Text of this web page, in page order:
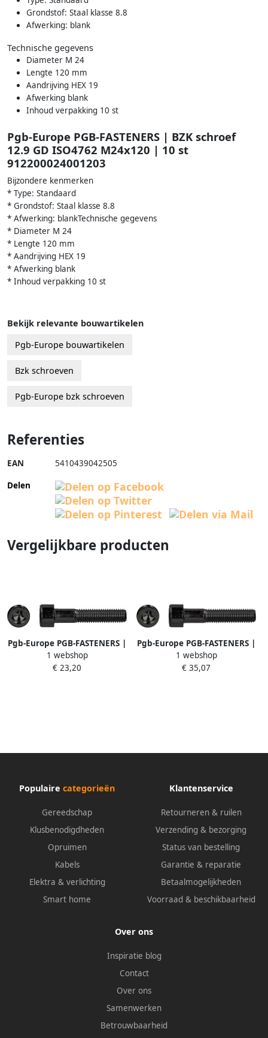
Grondstof: Staal klasse 8.8
Afwerking: blank
Technische gegevens
Diameter M 24
Lengte 120 mm
Aandrijving HEX 19
Afwerking blank
Inhoud verpakking 10 st
Pgb-Europe PGB-FASTENERS | BZK schroef
12.9 GD ISO4762 M24x120 | 10 st
912200024001203
Bijzondere kenmerken
* Type: Standaard
* Grondstof: Staal klasse 8.8
* Afwerking: blankTechnische gegevens
* Diameter M 24
* Lengte 120 mm
* Aandrijving HEX 19
* Afwerking blank
* Inhoud verpakking 10 st
Bekijk relevante bouwartikelen
Pgb-Europe bouwartikelen
Bzk schroeven
Pgb-Europe bzk schroeven
Referenties
EAN 5410439042505
Delen
Vergelijkbare producten
Pgb-Europe PGB-FASTENERS |
BZK schroef 12.9 GD ISO4762
M 6x35 | 200 st
1 webshop
€ 23,20
Pgb-Europe PGB-FASTENERS |
BZK schroef 12.9 GD ISO4762
M24x90 | 10 st
1 webshop
€ 35,07
Populaire categorieën
Gereedschap
Klusbenodigdheden
Opruimen
Kabels
Elektra & verlichting
Smart home
Klantenservice
Retourneren & ruilen
Verzending & bezorging
Status van bestelling
Garantie & reparatie
Betaalmogelijkheden
Voorraad & beschikbaarheid
Over ons
Inspiratie blog
Contact
Over ons
Samenwerken
Betrouwbaarheid